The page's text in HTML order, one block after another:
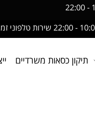
תיקון כסאות משרדיים